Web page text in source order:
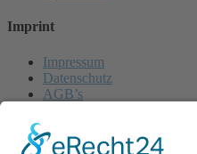
Imprint
Impressum
Datenschutz
AGB’s